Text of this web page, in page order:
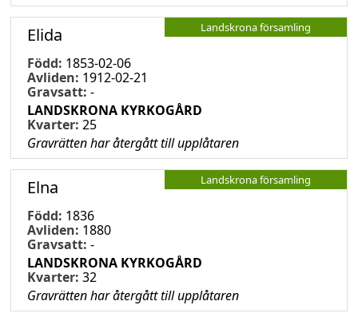
Landskrona församling
Elida
Född: 1853-02-06
Avliden: 1912-02-21
Gravsatt: -
LANDSKRONA KYRKOGÅRD
Kvarter: 25
Gravrätten har återgått till upplåtaren
Landskrona församling
Elna
Född: 1836
Avliden: 1880
Gravsatt: -
LANDSKRONA KYRKOGÅRD
Kvarter: 32
Gravrätten har återgått till upplåtaren